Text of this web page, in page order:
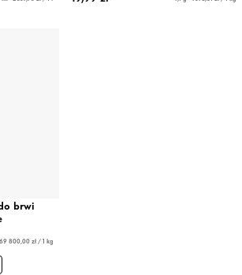
brwi
800,00 zł / 1 kg